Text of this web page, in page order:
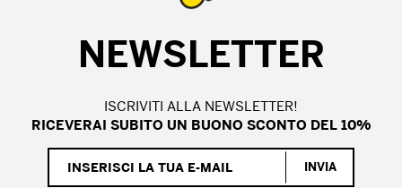
NEWSLETTER
ISCRIVITI ALLA NEWSLETTER!
RICEVERAI SUBITO UN BUONO SCONTO DEL 10%
INVIA